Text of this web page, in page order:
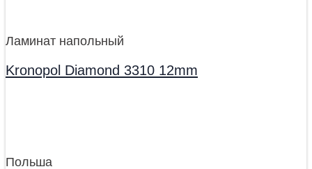
Ламинат напольный
Kronopol Diamond 3310 12mm
Польша